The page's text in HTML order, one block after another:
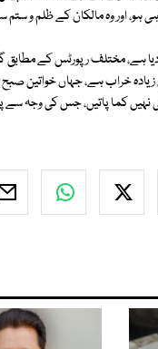
ہے، مختلف رپورٹس کے مطابق
زیادہ خراب ہے، جہاں
نہیں کما پاتیں، جس کی وجہ